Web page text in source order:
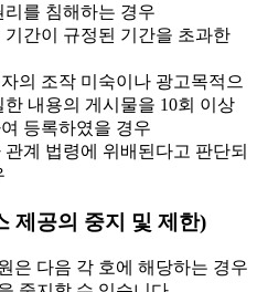
리를 침해하는 경우
기간이 규정된 기간을 초과한
의 조작 미숙이나 광고목적으
한 내용의 게시물을 10회 이상
등록하였을 경우
관계 법령에 위배된다고 판단되
제공의 중지 및 제한)
은 다음 각 호에 해당하는 경우